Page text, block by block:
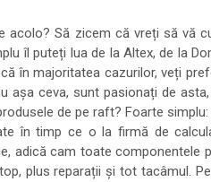
acolo? Să zicem că vreți să vă
îl puteți lua de la Altex, de la
în majoritatea cazurilor, veți
așa ceva, sunt pasionați de
de pe raft? Foarte
în timp ce o la firmă de
adică cam toate componentele
plus reparații și tot tacâmul.